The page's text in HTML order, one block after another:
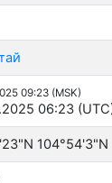
09:23 (MSK)
06:23
104°54'3"N